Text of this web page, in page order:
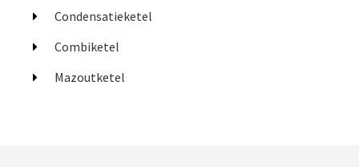
Condensatieketel
Combiketel
Mazoutketel